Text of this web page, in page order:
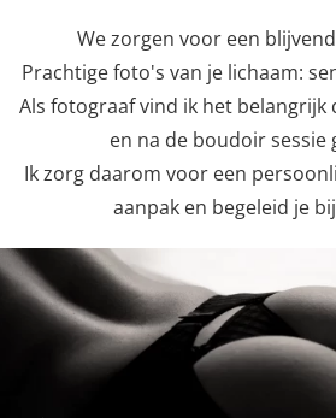
We zorgen voor een
Prachtige foto's van je lichaam:
Als fotograaf vind ik het belangrijk
en na de boudoir sessie
Ik zorg daarom voor een
aanpak en begeleid je
Previous